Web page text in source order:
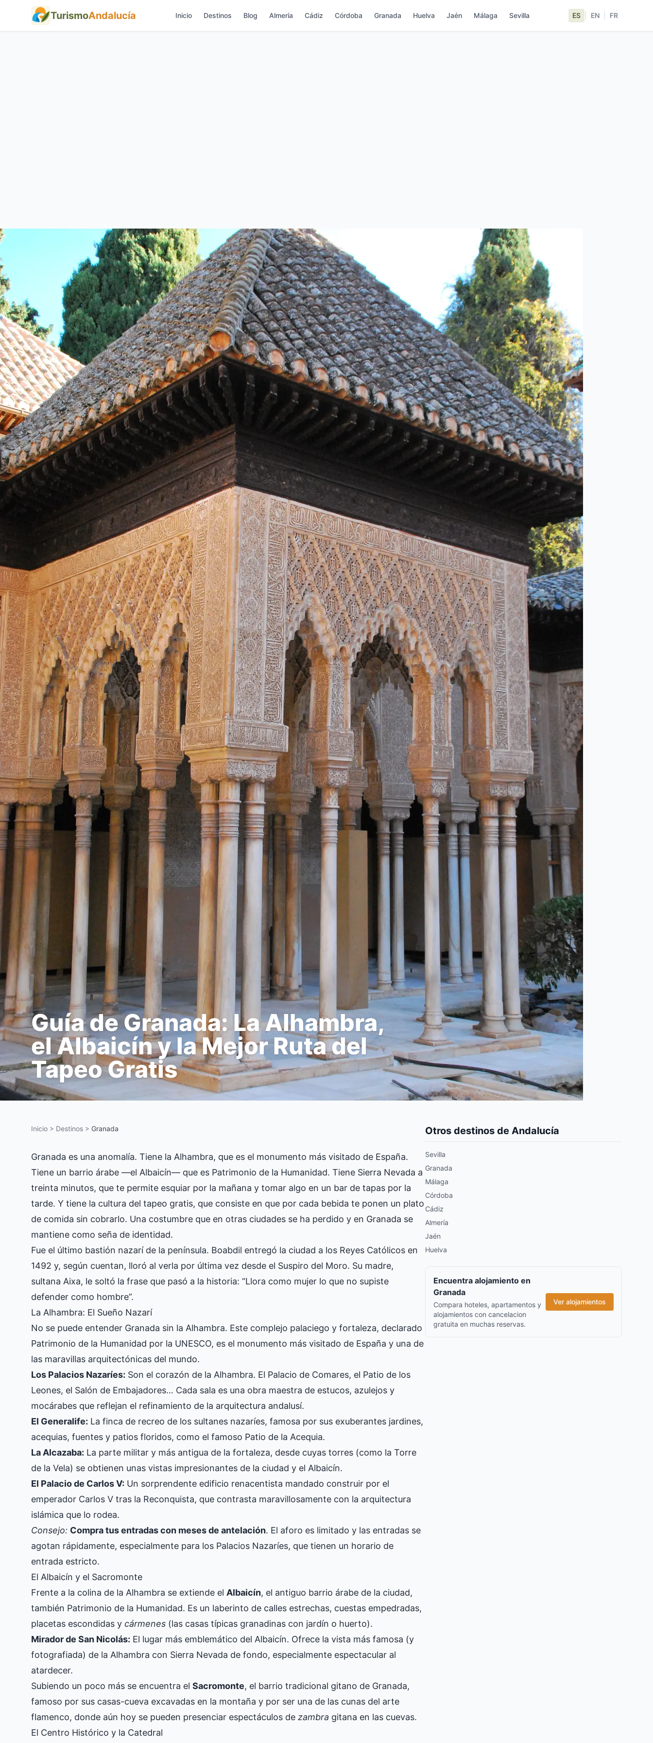
TurismoAndalucía Inicio Destinos Blog Almería Cádiz Córdoba Granada Huelva Jaén Málaga Sevilla ES EN FR
Guía de Granada: La Alhambra,
el Albaicín y la Mejor Ruta del
Tapeo Gratis
Inicio > Destinos > Granada
Granada es una anomalía. Tiene la Alhambra, que es el monumento más visitado de España.
Tiene un barrio árabe —el Albaicín— que es Patrimonio de la Humanidad. Tiene Sierra Nevada a
treinta minutos, que te permite esquiar por la mañana y tomar algo en un bar de tapas por la
tarde. Y tiene la cultura del tapeo gratis, que consiste en que por cada bebida te ponen un plato
de comida sin cobrarlo. Una costumbre que en otras ciudades se ha perdido y en Granada se
mantiene como seña de identidad.
Fue el último bastión nazarí de la península. Boabdil entregó la ciudad a los Reyes Católicos en
1492 y, según cuentan, lloró al verla por última vez desde el Suspiro del Moro. Su madre,
sultana Aixa, le soltó la frase que pasó a la historia: “Llora como mujer lo que no supiste
defender como hombre”.
La Alhambra: El Sueño Nazarí
No se puede entender Granada sin la Alhambra. Este complejo palaciego y fortaleza, declarado
Patrimonio de la Humanidad por la UNESCO, es el monumento más visitado de España y una de
las maravillas arquitectónicas del mundo.
Los Palacios Nazaríes: Son el corazón de la Alhambra. El Palacio de Comares, el Patio de los
Leones, el Salón de Embajadores… Cada sala es una obra maestra de estucos, azulejos y
mocárabes que reflejan el refinamiento de la arquitectura andalusí.
El Generalife: La finca de recreo de los sultanes nazaríes, famosa por sus exuberantes jardines,
acequias, fuentes y patios floridos, como el famoso Patio de la Acequia.
La Alcazaba: La parte militar y más antigua de la fortaleza, desde cuyas torres (como la Torre
de la Vela) se obtienen unas vistas impresionantes de la ciudad y el Albaicín.
El Palacio de Carlos V: Un sorprendente edificio renacentista mandado construir por el
emperador Carlos V tras la Reconquista, que contrasta maravillosamente con la arquitectura
islámica que lo rodea.
Consejo: Compra tus entradas con meses de antelación. El aforo es limitado y las entradas se
agotan rápidamente, especialmente para los Palacios Nazaríes, que tienen un horario de
entrada estricto.
El Albaicín y el Sacromonte
Frente a la colina de la Alhambra se extiende el Albaicín, el antiguo barrio árabe de la ciudad,
también Patrimonio de la Humanidad. Es un laberinto de calles estrechas, cuestas empedradas,
placetas escondidas y cármenes (las casas típicas granadinas con jardín o huerto).
Mirador de San Nicolás: El lugar más emblemático del Albaicín. Ofrece la vista más famosa (y
fotografiada) de la Alhambra con Sierra Nevada de fondo, especialmente espectacular al
atardecer.
Subiendo un poco más se encuentra el Sacromonte, el barrio tradicional gitano de Granada,
famoso por sus casas-cueva excavadas en la montaña y por ser una de las cunas del arte
flamenco, donde aún hoy se pueden presenciar espectáculos de zambra gitana en las cuevas.
El Centro Histórico y la Catedral
Otros destinos de Andalucía
Sevilla
Granada
Málaga
Córdoba
Cádiz
Almería
Jaén
Huelva
Encuentra alojamiento en
Granada
Compara hoteles, apartamentos y
alojamientos con cancelacion
gratuita en muchas reservas.
Ver alojamientos